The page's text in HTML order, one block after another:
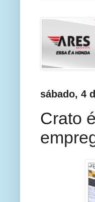
sábado, 4
Crato